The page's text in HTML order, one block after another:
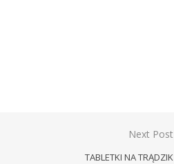
Next Post
TABLETKI NA TRĄDZIK